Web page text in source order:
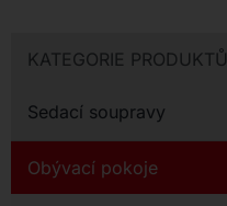
KATEGORIE PRODUKTŮ
Sedací soupravy
Obývací pokoje
poslouží jako praktický
vždy připraven pro velké
rodinné sešlosti.